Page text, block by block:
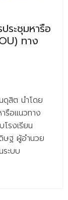
ระชุมหารือ
ทาง
ดุสิต นำโดย
รือแนวทาง
รงเรียน
ษฐ ผู้อำนวย
ะบบ